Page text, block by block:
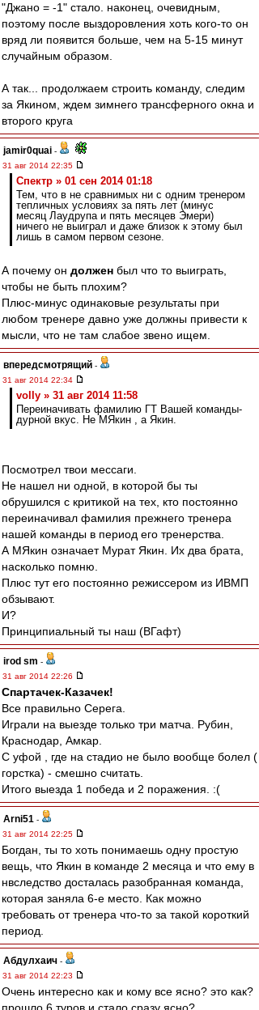
"Джано = -1" стало. наконец, очевидным,
поэтому после выздоровления хоть кого-то он
вряд ли появится больше, чем на 5-15 минут
случайным образом.
А так... продолжаем строить команду, следим
за Якином, ждем зимнего трансферного окна и
второго круга
jamir0quai -
31 авг 2014 22:35
Спектр » 01 сен 2014 01:18
Тем, что в не сравнимых ни с одним тренером
тепличных условиях за пять лет (минус
месяц Лаудрупа и пять месяцев Эмери)
ничего не выиграл и даже близок к этому был
лишь в самом первом сезоне.
А почему он должен был что то выиграть,
чтобы не быть плохим?
Плюс-минус одинаковые результаты при
любом тренере давно уже должны привести к
мысли, что не там слабое звено ищем.
впередсмотрящий -
31 авг 2014 22:34
volly » 31 авг 2014 11:58
Переиначивать фамилию ГТ Вашей команды-
дурной вкус. Не МЯкин , а Якин.
Посмотрел твои мессаги.
Не нашел ни одной, в которой бы ты
обрушился с критикой на тех, кто постоянно
переиначивал фамилия прежнего тренера
нашей команды в период его тренерства.
А МЯкин означает Мурат Якин. Их два брата,
насколько помню.
Плюс тут его постоянно режиссером из ИВМП
обзывают.
И?
Принципиальный ты наш (ВГафт)
irod sm -
31 авг 2014 22:26
Спартачек-Казачек!
Все правильно Серега.
Играли на выезде только три матча. Рубин,
Краснодар, Амкар.
С уфой , где на стадио не было вообще болел (
горстка) - смешно считать.
Итого выезда 1 победа и 2 поражения. :(
Arni51 -
31 авг 2014 22:25
Богдан, ты то хоть понимаешь одну простую
вещь, что Якин в команде 2 месяца и что ему в
нвследство досталась разобранная команда,
которая заняла 6-е место. Как можно
требовать от тренера что-то за такой короткий
период.
Абдулхаич -
31 авг 2014 22:23
Очень интересно как и кому все ясно? это как?